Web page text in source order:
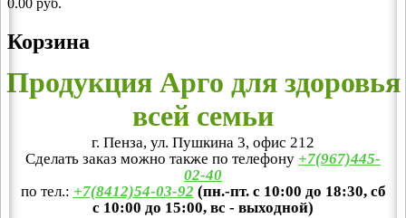
0.00 руб.
Корзина
Продукция Арго для здоровья
всей семьи
г. Пенза, ул. Пушкина 3, офис 212
Сделать заказ можно также по телефону +7(967)445-
02-40
по тел.: +7(8412)54-03-92 (пн.-пт. с 10:00 до 18:30, сб
с 10:00 до 15:00, вс - выходной)